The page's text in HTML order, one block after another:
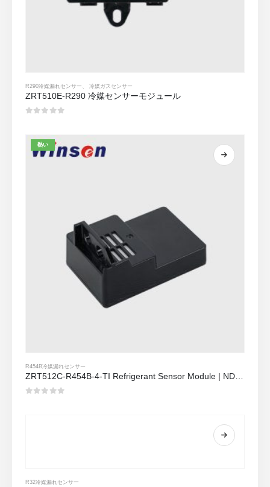
R290冷媒漏れセンサー 、冷媒ガスセンサー
ZRT510E-R290 冷媒センサーモジュール
熱い
R454B冷媒漏れセンサー
ZRT512C-R454B-4-TI Refrigerant Sensor Module | NDIR Technology for HVAC & Industrial Safety Monitoring
R32冷媒漏れセンサー